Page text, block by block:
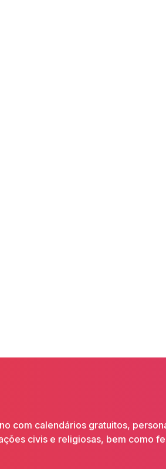
com calendários gratuitos,
civis e religiosas, bem como